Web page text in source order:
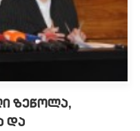
ზეწოლა,
და